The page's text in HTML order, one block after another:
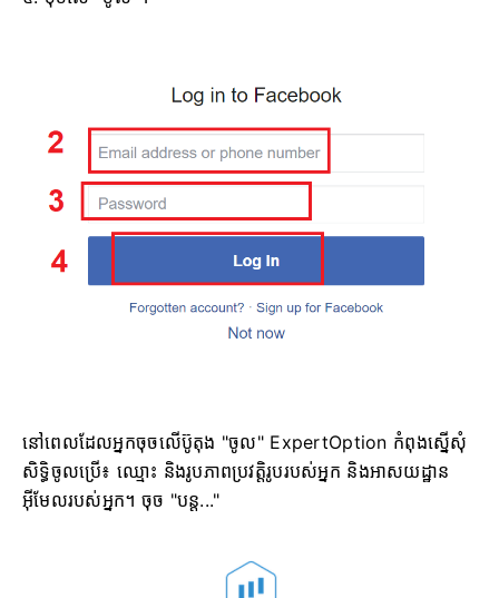
នៅពេលដែលអ្នកចុចលើប៊ូតុង "ចូល" ExpertOption កំពុងស្នើសុំ
សិទ្ធិចូលប្រើ៖ ឈ្មោះ និងរូបភាពប្រវត្តិរូបរបស់អ្នក និងអាសយដ្ឋាន
អ៊ីមែលរបស់អ្នក។ ចុច "បន្ត..."